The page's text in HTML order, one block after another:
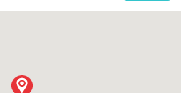
FILM